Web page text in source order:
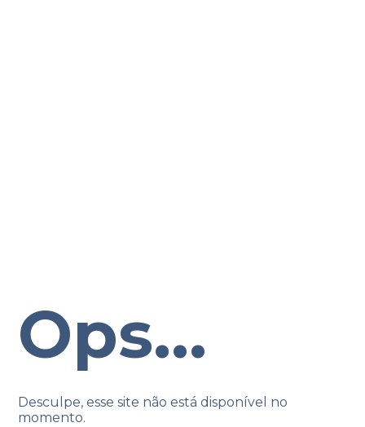
Ops...
Desculpe, esse site não está disponível no
momento.